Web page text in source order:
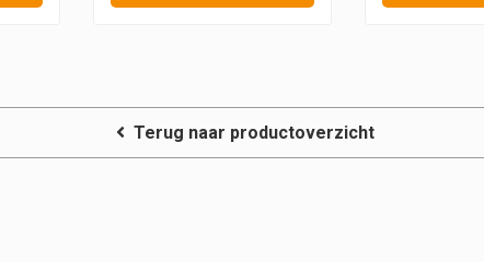
Terug naar productoverzicht